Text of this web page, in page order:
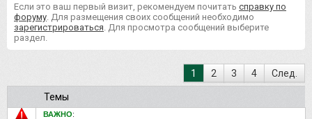
Если это ваш первый визит, рекомендуем почитать справку по
форуму . Для размещения своих сообщений необходимо
зарегистрироваться . Для просмотра сообщений выберите
раздел.
1 2 3 4 След.
Темы
ВАЖНО: